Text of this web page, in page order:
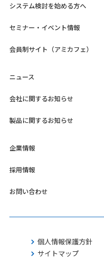
システム検討を始める方へ
セミナー・イベント情報
会員制サイト（アミカフェ）
ニュース
会社に関するお知らせ
製品に関するお知らせ
企業情報
採用情報
お問い合わせ
個人情報保護方針
サイトマップ